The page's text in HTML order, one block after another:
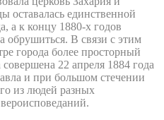
оставалась единственной
а к концу 1880-х годов
обрушиться. В связи с этим
города более просторный
22 апреля 1884 года
и при большом стечении
из людей разных